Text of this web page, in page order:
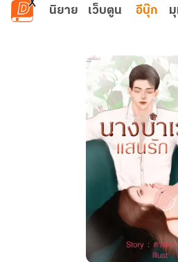
ข้ามไปยังเนื้อหาหลัก
นิยาย เว็บตูน อีบุ๊ก